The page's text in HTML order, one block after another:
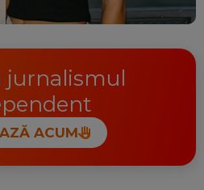
jurnalismul
ACUM